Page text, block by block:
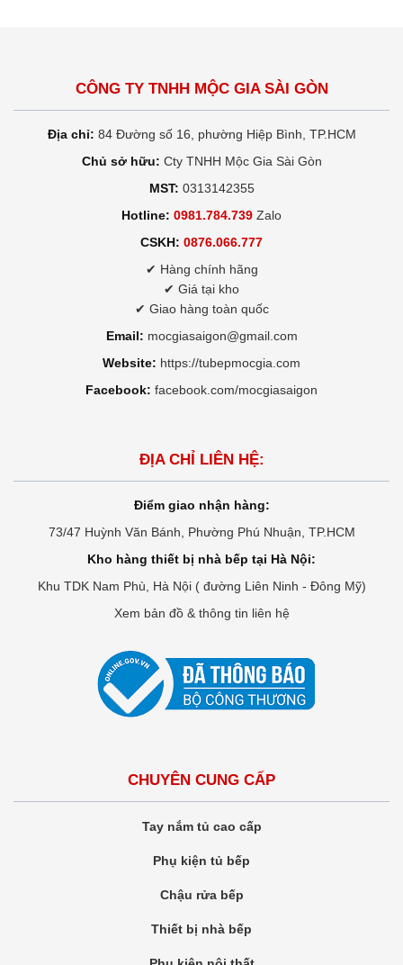
CÔNG TY TNHH MỘC GIA SÀI GÒN
Địa chỉ: 84 Đường số 16, phường Hiệp Bình, TP.HCM
Chủ sở hữu: Cty TNHH Mộc Gia Sài Gòn
MST: 0313142355
Hotline: 0981.784.739 Zalo
CSKH: 0876.066.777
✔ Hàng chính hãng
✔ Giá tại kho
✔ Giao hàng toàn quốc
Email: mocgiasaigon@gmail.com
Website: https://tubepmocgia.com
Facebook: facebook.com/mocgiasaigon
ĐỊA CHỈ LIÊN HỆ:
Điểm giao nhận hàng:
73/47 Huỳnh Văn Bánh, Phường Phú Nhuận, TP.HCM
Kho hàng thiết bị nhà bếp tại Hà Nội:
Khu TDK Nam Phù, Hà Nội ( đường Liên Ninh - Đông Mỹ)
Xem bản đồ & thông tin liên hệ
CHUYÊN CUNG CẤP
Tay nắm tủ cao cấp
Phụ kiện tủ bếp
Chậu rửa bếp
Thiết bị nhà bếp